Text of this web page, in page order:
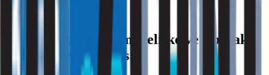
3. Spaanskruid als mogelijke veroorzaker
van wietgeur in huis: